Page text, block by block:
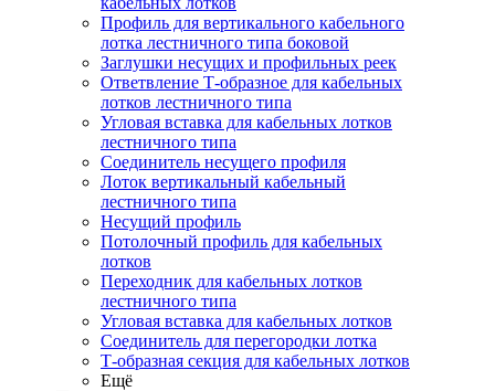
Профиль для вертикального кабельного
лотка лестничного типа боковой
Заглушки несущих и профильных реек
Ответвление Т-образное для кабельных
лотков лестничного типа
Угловая вставка для кабельных лотков
лестничного типа
Соединитель несущего профиля
Лоток вертикальный кабельный
лестничного типа
Несущий профиль
Потолочный профиль для кабельных
лотков
Переходник для кабельных лотков
лестничного типа
Угловая вставка для кабельных лотков
Соединитель для перегородки лотка
Т-образная секция для кабельных лотков
Ещё